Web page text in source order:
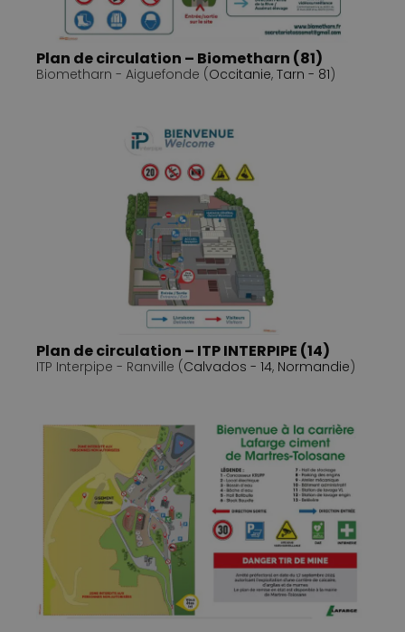
Plan de circulation – Biometharn (81)
Biometharn - Aiguefonde (Occitanie, Tarn - 81)
Plan de circulation – ITP INTERPIPE (14)
ITP Interpipe - Ranville (Calvados - 14, Normandie)